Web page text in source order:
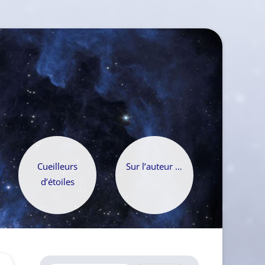
Cueilleurs
d’étoiles
Sur l’auteur …